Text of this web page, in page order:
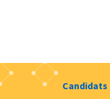
Candidats